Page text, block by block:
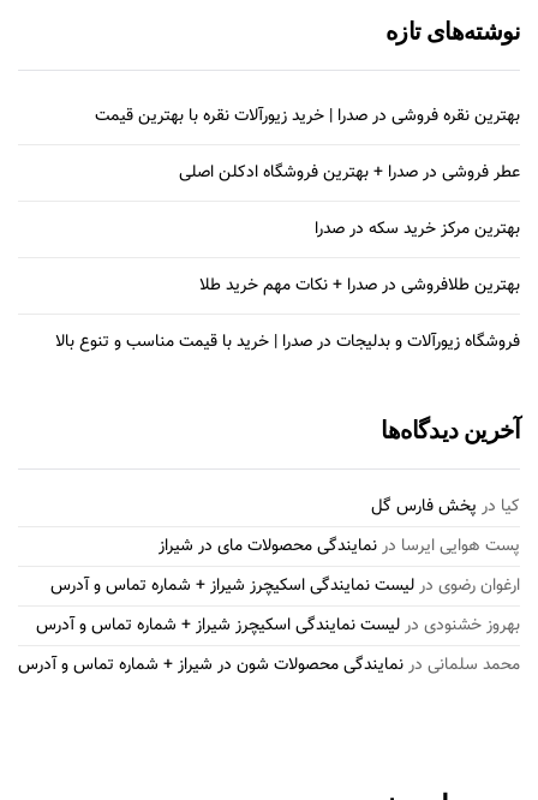
نوشته‌های تازه
بهترین نقره فروشی در صدرا | خرید زیورآلات نقره با بهترین قیمت
عطر فروشی در صدرا + بهترین فروشگاه ادکلن اصلی
بهترین مرکز خرید سکه در صدرا
بهترین طلافروشی در صدرا + نکات مهم خرید طلا
فروشگاه زیورآلات و بدلیجات در صدرا | خرید با قیمت مناسب و تنوع بالا
آخرین دیدگاه‌ها
کیا در پخش فارس گل
پست هوایی ایرسا درنمایندگی محصولات مای در شیراز
ارغوان رضوی درلیست نمایندگی اسکیچرز شیراز + شماره تماس و آدرس
بهروز خشنودی درلیست نمایندگی اسکیچرز شیراز + شماره تماس و آدرس
محمد سلمانی درنمایندگی محصولات شون در شیراز + شماره تماس و آدرس